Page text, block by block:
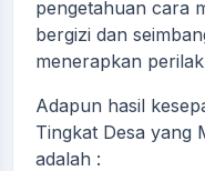
pengetahuan cara
bergizi dan
menerapkan
Adapun hasil
Tingkat Desa yang
adalah :